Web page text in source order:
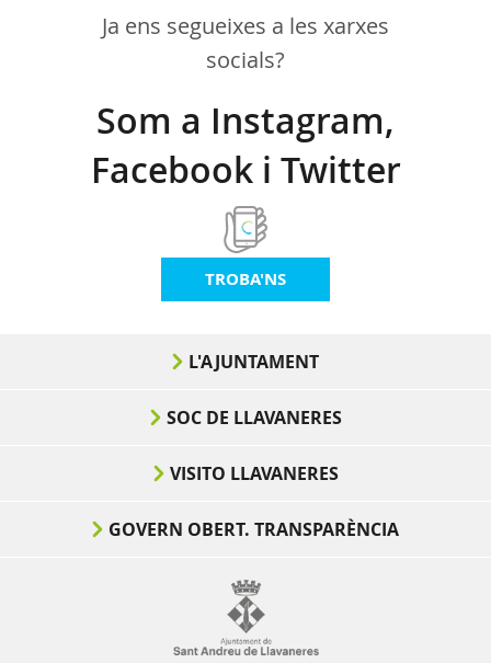
Ja ens segueixes a les xarxes
socials?
Som a Instagram,
Facebook i Twitter
TROBA'NS
L'AJUNTAMENT
SOC DE LLAVANERES
VISITO LLAVANERES
GOVERN OBERT. TRANSPARÈNCIA